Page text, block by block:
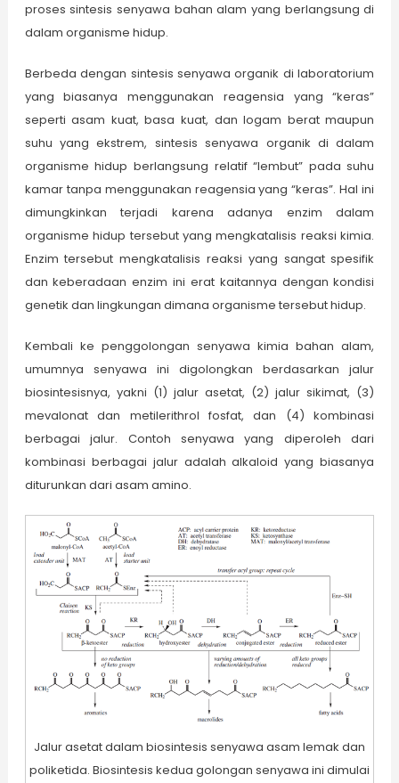
proses sintesis senyawa bahan alam yang berlangsung di
dalam organisme hidup.
Berbeda dengan sintesis senyawa organik di laboratorium
yang biasanya menggunakan reagensia yang “keras”
seperti asam kuat, basa kuat, dan logam berat maupun
suhu yang ekstrem, sintesis senyawa organik di dalam
organisme hidup berlangsung relatif “lembut” pada suhu
kamar tanpa menggunakan reagensia yang “keras”. Hal ini
dimungkinkan terjadi karena adanya enzim dalam
organisme hidup tersebut yang mengkatalisis reaksi kimia.
Enzim tersebut mengkatalisis reaksi yang sangat spesifik
dan keberadaan enzim ini erat kaitannya dengan kondisi
genetik dan lingkungan dimana organisme tersebut hidup.
Kembali ke penggolongan senyawa kimia bahan alam,
umumnya senyawa ini digolongkan berdasarkan jalur
biosintesisnya, yakni (1) jalur asetat, (2) jalur sikimat, (3)
mevalonat dan metilerithrol fosfat, dan (4) kombinasi
berbagai jalur. Contoh senyawa yang diperoleh dari
kombinasi berbagai jalur adalah alkaloid yang biasanya
diturunkan dari asam amino.
Jalur asetat dalam biosintesis senyawa asam lemak dan
poliketida. Biosintesis kedua golongan senyawa ini dimulai